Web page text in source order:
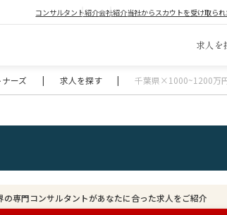
コンサルタント紹介会社紹介当社からスカウトを受け取ら
求人を
ーズ | 求人を探す | 千葉県×1000~1200万
の専門コンサルタントがあなたに合った求人をご紹介